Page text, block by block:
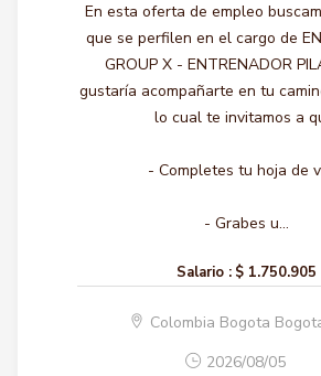
En esta oferta de empleo
que se perfilen en el cargo de
GROUP X - ENTRENADOR
gustaría acompañarte en tu
lo cual te invitamos a
- Completes tu hoja de
- Grabes u...
Salario : $ 1.750.905
Colombia Bogota
2026/08/05